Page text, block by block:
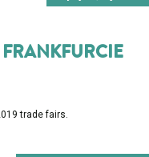
trade fairs.